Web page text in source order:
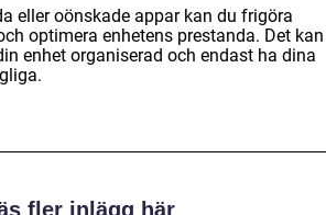
eller oönskade appar kan du frigöra
optimera enhetens prestanda. Det kan
enhet organiserad och endast ha dina
fler inlägg här